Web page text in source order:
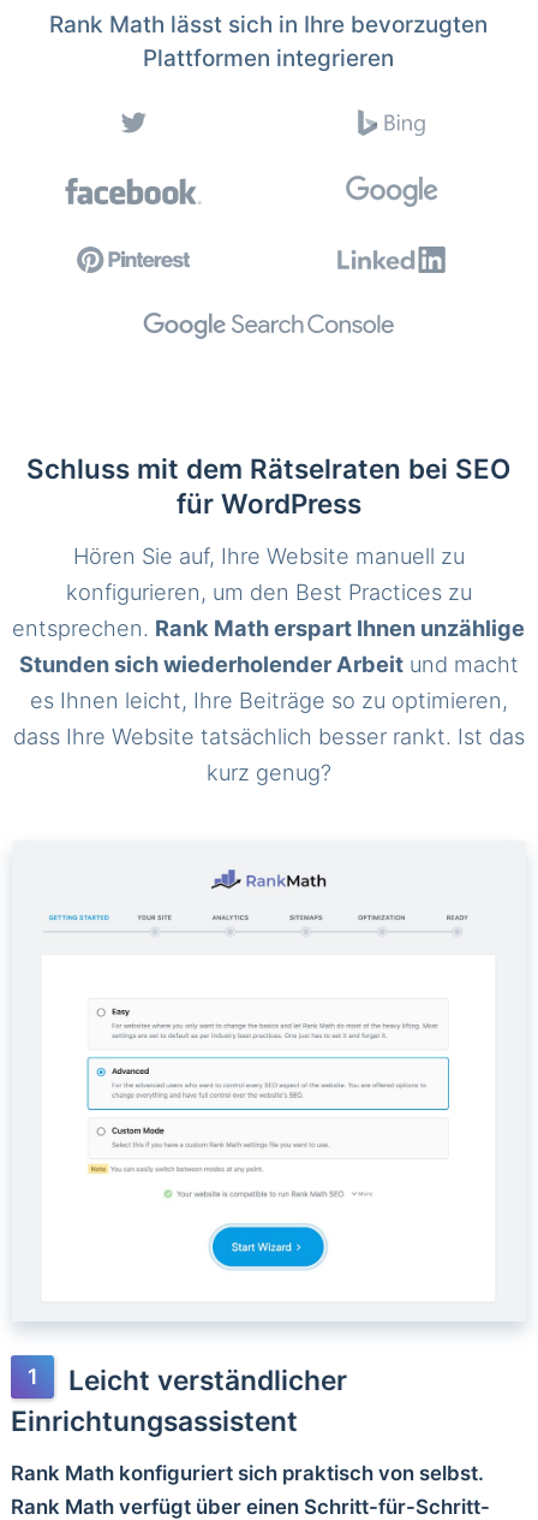
Rank Math lässt sich in Ihre bevorzugten
Plattformen integrieren
Schluss mit dem Rätselraten bei SEO
für WordPress
Hören Sie auf, Ihre Website manuell zu
konfigurieren, um den Best Practices zu
entsprechen. Rank Math erspart Ihnen unzählige
Stunden sich wiederholender Arbeitund macht
es Ihnen leicht, Ihre Beiträge so zu optimieren,
dass Ihre Website tatsächlich besser rankt. Ist das
kurz genug?
Leicht verständlicher
Einrichtungsassistent
Rank Math konfiguriert sich praktisch von selbst.
Rank Math verfügt über einen Schritt-für-Schritt-